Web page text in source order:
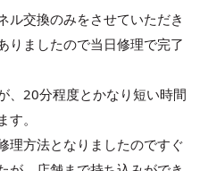
ル交換のみをさせていただき
りましたので当日修理で完了
、20分程度とかなり短い時間
。
理方法となりましたのですぐ